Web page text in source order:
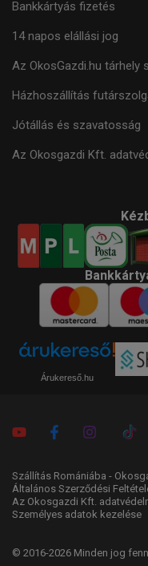
Bankkártyás fizetés
14 napos elállási jog
Az OkosGazdi.hu tárhely
Házhoszállítás
Jótállás és szavatosság
Az Okosgazdi Kft.
Árukereső.hu
Szállítás Romániába -
Általános Szerződési
Az Okosgazdi Kft.
Személyes adatok kezelése
© 2016-2026 Minden jog